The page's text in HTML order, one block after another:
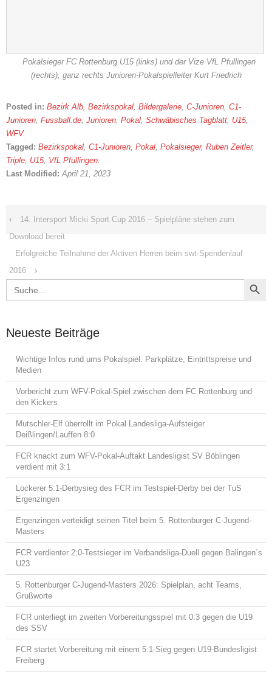
Pokalsieger FC Rottenburg U15 (links) und der Vize VfL Pfullingen
(rechts), ganz rechts Junioren-Pokalspielleiter Kurt Friedrich
Posted in: Bezirk Alb Bezirkspokal Bildergalerie C-Junioren C1-
Junioren Fussball.de Junioren Pokal Schwäbisches Tagblatt U15,
WFV.
Tagged: Bezirkspokal C1-Junioren Pokal Pokalsieger, Ruben Zeitler,
Triple U15, VfL Pfullingen
Last Modified: April 21, 2023
‹
14. Intersport Micki Sport Cup 2016 – Spielpläne stehen zum
Download bereit
Erfolgreiche Teilnahme der Aktiven Herren beim swt-Spendenlauf
2016
›
Search
for:
Search Button
Neueste Beiträge
Wichtige Infos rund ums Pokalspiel: Parkplätze, Eintrittspreise und
Medien
Vorbericht zum WFV-Pokal-Spiel zwischen dem FC Rottenburg und
den Kickers
Mutschler-Elf überrollt im Pokal Landesliga-Aufsteiger
Deißlingen/Lauffen 8:0
FCR knackt zum WFV-Pokal-Auftakt Landesligist SV Böblingen
verdient mit 3:1
Lockerer 5:1-Derbysieg des FCR im Testspiel-Derby bei der TuS
Ergenzingen
Ergenzingen verteidigt seinen Titel beim 5. Rottenburger C-Jugend-
Masters
FCR verdienter 2:0-Testsieger im Verbandsliga-Duell gegen Balingen´s
U23
5. Rottenburger C-Jugend-Masters 2026: Spielplan, acht Teams,
Grußworte
FCR unterliegt im zweiten Vorbereitungsspiel mit 0:3 gegen die U19
des SSV
FCR startet Vorbereitung mit einem 5:1-Sieg gegen U19-Bundesligist
Freiberg